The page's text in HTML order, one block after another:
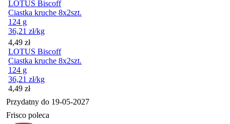
LOTUS Biscoff
Ciastka kruche 8x2szt.
124 g
36,21 zł/kg
Cena
4,49 zł
LOTUS Biscoff
Ciastka kruche 8x2szt.
124 g
36,21 zł/kg
Cena
4,49 zł
Przydatny do 19-05-2027
Frisco poleca